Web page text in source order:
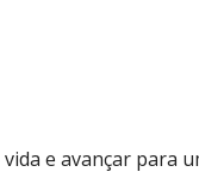
e avançar para